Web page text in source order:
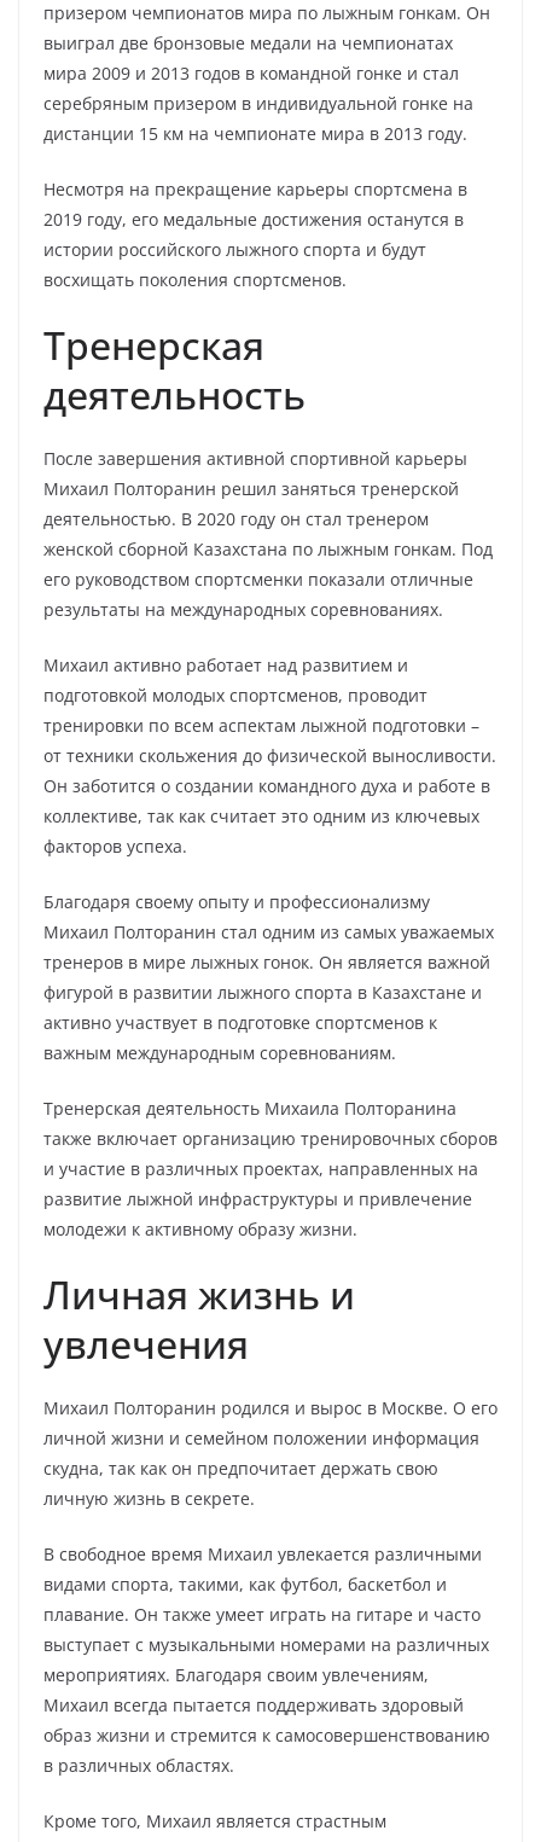
призером чемпионатов мира по лыжным гонкам. Он
выиграл две бронзовые медали на чемпионатах
мира 2009 и 2013 годов в командной гонке и стал
серебряным призером в индивидуальной гонке на
дистанции 15 км на чемпионате мира в 2013 году.
Несмотря на прекращение карьеры спортсмена в
2019 году, его медальные достижения останутся в
истории российского лыжного спорта и будут
восхищать поколения спортсменов.
Тренерская
деятельность
После завершения активной спортивной карьеры
Михаил Полторанин решил заняться тренерской
деятельностью. В 2020 году он стал тренером
женской сборной Казахстана по лыжным гонкам. Под
его руководством спортсменки показали отличные
результаты на международных соревнованиях.
Михаил активно работает над развитием и
подготовкой молодых спортсменов, проводит
тренировки по всем аспектам лыжной подготовки –
от техники скольжения до физической выносливости.
Он заботится о создании командного духа и работе в
коллективе, так как считает это одним из ключевых
факторов успеха.
Благодаря своему опыту и профессионализму
Михаил Полторанин стал одним из самых уважаемых
тренеров в мире лыжных гонок. Он является важной
фигурой в развитии лыжного спорта в Казахстане и
активно участвует в подготовке спортсменов к
важным международным соревнованиям.
Тренерская деятельность Михаила Полторанина
также включает организацию тренировочных сборов
и участие в различных проектах, направленных на
развитие лыжной инфраструктуры и привлечение
молодежи к активному образу жизни.
Личная жизнь и
увлечения
Михаил Полторанин родился и вырос в Москве. О его
личной жизни и семейном положении информация
скудна, так как он предпочитает держать свою
личную жизнь в секрете.
В свободное время Михаил увлекается различными
видами спорта, такими, как футбол, баскетбол и
плавание. Он также умеет играть на гитаре и часто
выступает с музыкальными номерами на различных
мероприятиях. Благодаря своим увлечениям,
Михаил всегда пытается поддерживать здоровый
образ жизни и стремится к самосовершенствованию
в различных областях.
Кроме того, Михаил является страстным